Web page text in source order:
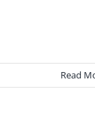
Read